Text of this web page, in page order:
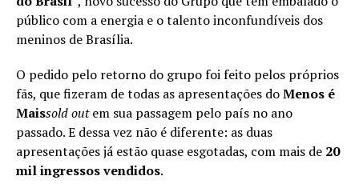
público com a energia e o talento inconfundíveis dos
meninos de Brasília.
O pedido pelo retorno do grupo foi feito pelos próprios
fãs, que fizeram de todas as apresentações doMenos é
Maissold outem sua passagem pelo país no ano
passado. E dessa vez não é diferente: as duas
apresentações já estão quase esgotadas, com mais de 20
mil ingressos vendidos.